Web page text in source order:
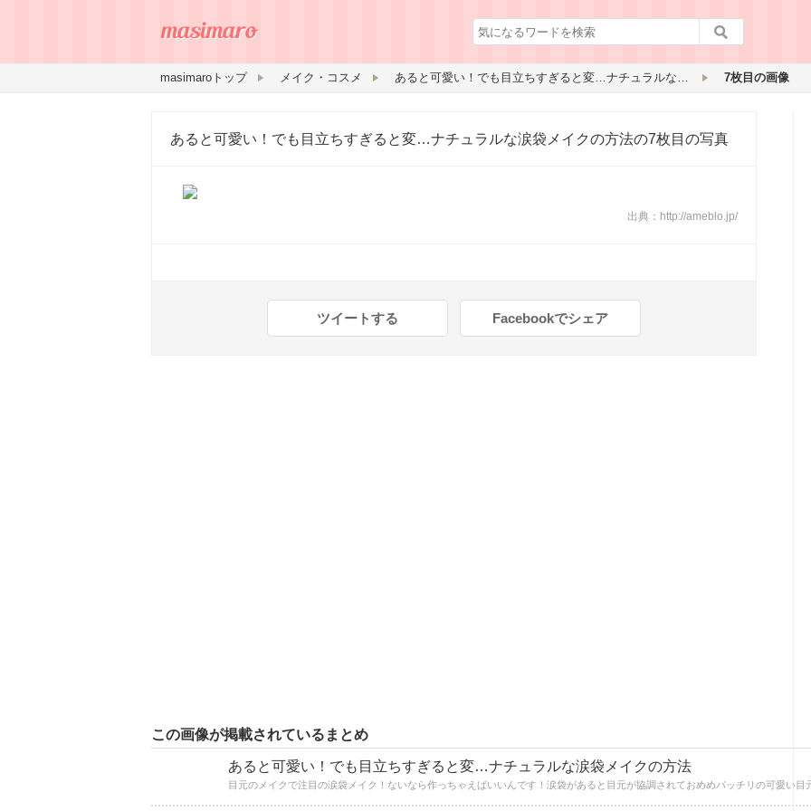
masimaroトップ メイク・コスメ あると可愛い！でも目立ちすぎると変…ナチュラルな涙袋メイクの方法 7枚目の画像
あると可愛い！でも目立ちすぎると変…ナチュラルな涙袋メイクの方法の7枚目の写真
出典： http://ameblo.jp/
ツイートする Facebookでシェア
この画像が掲載されているまとめ
あると可愛い！でも目立ちすぎると変…ナチュラルな涙袋メイクの方法